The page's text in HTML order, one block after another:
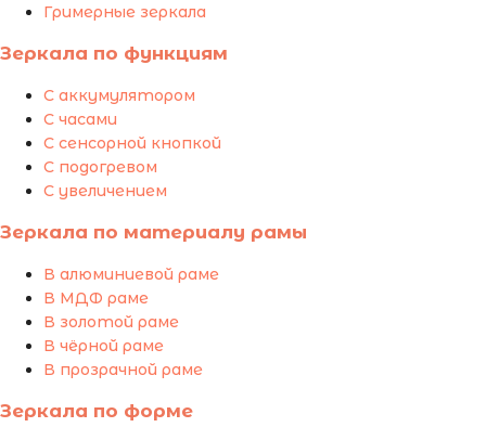
Гримерные зеркала
Зеркала по функциям
С аккумулятором
С часами
С сенсорной кнопкой
С подогревом
С увеличением
Зеркала по материалу рамы
В алюминиевой раме
В МДФ раме
В золотой раме
В чёрной раме
В прозрачной раме
Зеркала по форме